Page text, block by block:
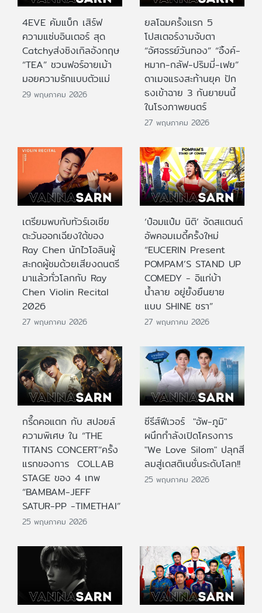
4EVE คัมแบ็ก เสิร์ฟ
ความแซ่บอินเตอร์ สุด
Catchyส่งซิงเกิลอังกฤษ
“TEA” ชวนฟอร์อายเม้า
มอยความรักแบบตัวแม่
29 พฤษภาคม 2026
ยลโฉมครั้งแรก 5
โปสเตอร์งามจับตา
“อัศจรรย์วันทอง” “อิ้งค์-
หมาก-กลัฟ-ปริมมี่-เฟย”
ดาเมจแรงสะท้านยุค ปัก
ธงเข้าฉาย 3 กันยายนนี้
ในโรงภาพยนตร์
27 พฤษภาคม 2026
เตรียมพบกับทัวร์เอเชีย
ตะวันออกเฉียงใต้ของ
Ray Chen นักไวโอลินผู้
สะกดผู้ชมด้วยเสียงดนตรี
มาแล้วทั่วโลกกับ Ray
Chen Violin Recital
2026
27 พฤษภาคม 2026
‘ป๋อมแป๋ม นิติ’ จัดสแตนด์
อัพคอมเมดี้ครั้งใหม่
“EUCERIN Present
POMPAM’S STAND UP
COMEDY - อิแก่บ้า
น้ำลาย อยู่ยั้งยืนยาย
แบบ SHINE ชรา”
27 พฤษภาคม 2026
กรี๊ดคอแตก กับ สปอยล์
ความพิเศษ ใน “THE
TITANS CONCERT”ครั้ง
แรกของการ COLLAB
STAGE ของ 4 เทพ
“BAMBAM-JEFF
SATUR-PP -TIMETHAI”
25 พฤษภาคม 2026
ซีรีส์ฟีเวอร์ "อัพ-ภูมิ"
ผนึกกำลังเปิดโครงการ
"We Love Silom" ปลุกสี
ลมสู่เดสติเนชั่นระดับโลก!!
25 พฤษภาคม 2026